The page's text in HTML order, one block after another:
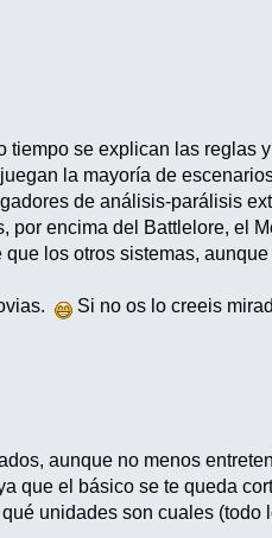
se explican las reglas
la mayoría de
de análisis-parálisis
por encima del Battlelore, el
los otros sistemas,
Si no os lo creeis
aunque no menos
que el básico se te queda
unidades son cuales